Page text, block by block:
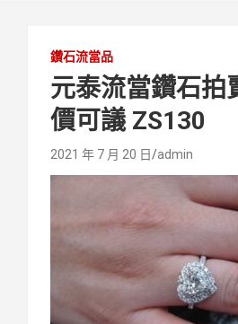
鑽石流當品
元泰流當鑽石拍
價可議 ZS130
2021 年 7 月 20 日 admin